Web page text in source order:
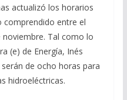
actualizó los horarios
comprendido entre el
Tal como lo
(e) de Energía, Inés
de ocho horas para
hidroeléctricas.